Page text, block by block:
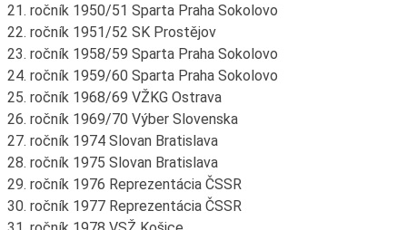
21. ročník 1950/51 Sparta Praha Sokolovo
22. ročník 1951/52 SK Prostějov
23. ročník 1958/59 Sparta Praha Sokolovo
24. ročník 1959/60 Sparta Praha Sokolovo
25. ročník 1968/69 VŽKG Ostrava
26. ročník 1969/70 Výber Slovenska
27. ročník 1974 Slovan Bratislava
28. ročník 1975 Slovan Bratislava
29. ročník 1976 Reprezentácia ČSSR
30. ročník 1977 Reprezentácia ČSSR